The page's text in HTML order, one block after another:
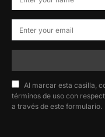
Al marcar esta casilla,
términos de uso con
a través de este formulario.